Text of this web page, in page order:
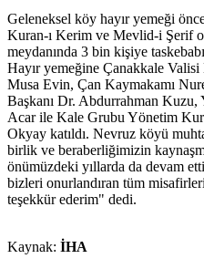
Geleneksel köy hayır yemeği
Kuran-ı Kerim ve Mevlid-i Şerif
meydanında 3 bin kişiye
Hayır yemeğine Çanakkale
Musa Evin, Çan Kaymakamı
Başkanı Dr. Abdurrahman Kuzu,
Acar ile Kale Grubu Yönetim
Okyay katıldı. Nevruz köyü
birlik ve beraberliğimizin
önümüzdeki yıllarda da devam
bizleri onurlandıran tüm
teşekkür ederim" dedi.
Kaynak: İHA